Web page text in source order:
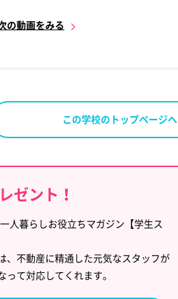
の動画をみる
この学校のトップページへ
ゼント！
人暮らしお役立ちマガジン【学生ス
、不動産に精通した元気なスタッフが
て対応してくれます。